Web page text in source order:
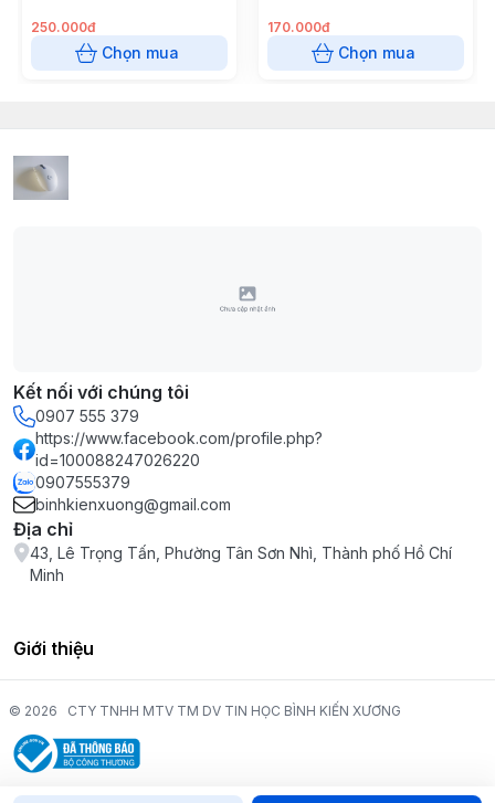
250.000đ
Chọn mua
170.000đ
Chọn mua
Kết nối với chúng tôi
0907 555 379
https://www.facebook.com/profile.php?
id=100088247026220
0907555379
binhkienxuong@gmail.com
Địa chỉ
43, Lê Trọng Tấn, Phường Tân Sơn Nhì, Thành phố Hồ Chí
Minh
Giới thiệu
© 2026 CTY TNHH MTV TM DV TIN HỌC BÌNH KIẾN XƯƠNG